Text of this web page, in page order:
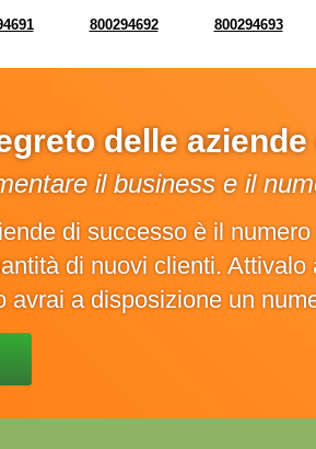
800294692 800294693
delle
il business e il
di successo è il
di nuovi clienti.
avrai a disposizione un